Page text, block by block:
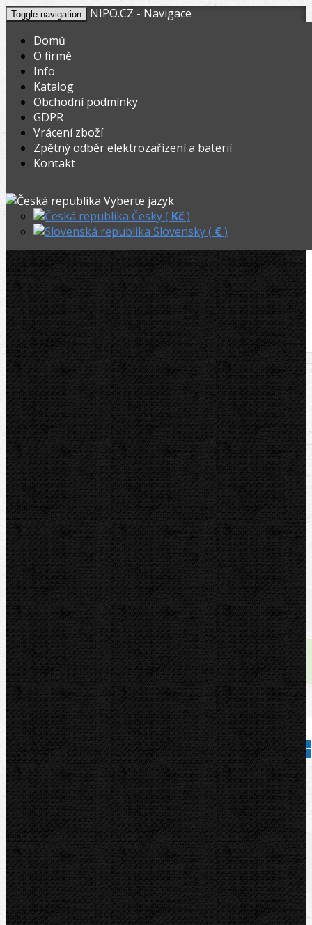
Toggle navigation
NIPO.CZ - Navigace
Domů
O firmě
Info
Katalog
Obchodní podmínky
GDPR
Vrácení zboží
Zpětný odběr elektrozařízení a baterií
Kontakt
Vyberte jazyk
Česky ( Kč)
Slovensky ( €)
V nákupním košíku máte
Celkem: 0,00
Registrovat Přihlásit
NIPO.CZ
Rothenberger řezné kolečko ocel 2˝, (3ks)
Rothenberger řezné kolečko ocel 2˝,
(3ks)
U nás zaplatíte
809,00Kč
U nás zaplatíte s DPH
978,89Kč
Dostupnost:
skladem
Množství:
Přidat do košíku
Kód zboží: 70051D
Značka:
ROTHENBERGER
Popis
Soubory/Odkazy
Zařazení
Komentáře (0)